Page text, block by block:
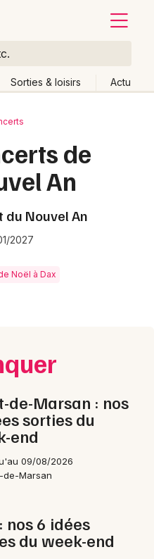
Sorties & loisirs Actu
de
An
du Nouvel An
2027
Noël à Dax
de-Marsan : nos
sorties du
end
09/08/2026
de-Marsan
nos 6 idées
du week-end
Effacer les dates